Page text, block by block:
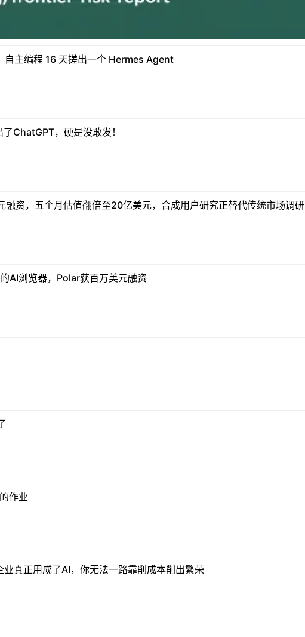
主编程 16 天搓出一个 Hermes Agent
ChatGPT，硬是没敢发！
资，五个月估值翻倍至20亿美元，合成用户研究正替代传统市场调研
AI浏览器，Polar获百万美元融资
作业
真正用成了AI，你无法一路靠削成本削出繁荣